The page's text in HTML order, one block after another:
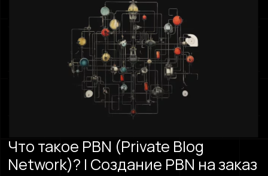
Что такое PBN (Private Blog
Network)? | Cоздание PBN на заказ